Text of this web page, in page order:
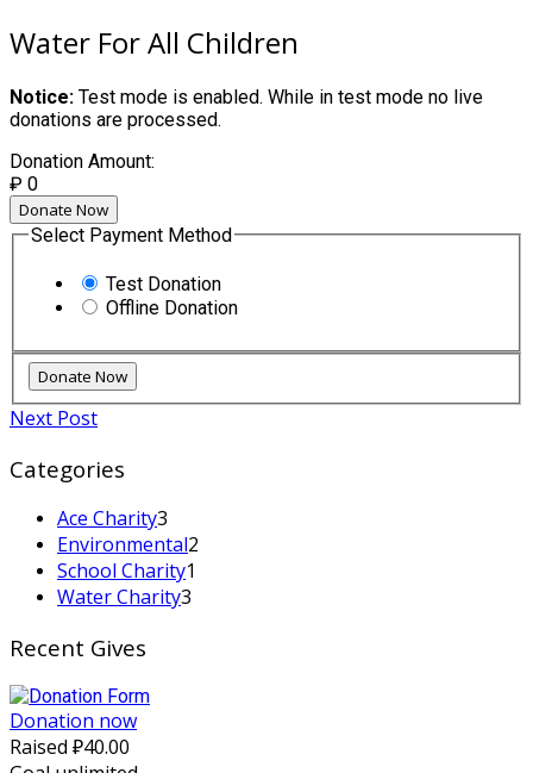
Water For All Children
Notice: Test mode is enabled. While in test mode no live
donations are processed.
Donation Amount:
₽ 0
Donate Now
Select Payment Method
Test Donation
Offline Donation
Next Post
Categories
Ace Charity3
Environmental2
School Charity1
Water Charity3
Recent Gives
Donation now
Raised ₽40.00